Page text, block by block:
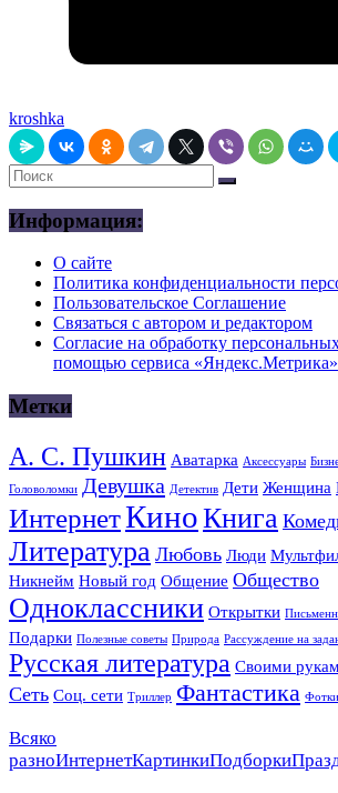
kroshka
Информация:
О сайте
Политика конфиденциальности
Пользовательское Соглашение
Связаться с автором и редактором
Согласие на обработку
помощью сервиса «Яндекс.Метрика»
Метки
А. С. Пушкин Аватарка Аксессуары
Головоломки Девушка Детектив Дети Женщина
ИнтернетКиноКнига
Литература Любовь Люди
Никнейм Новый год Общение Общество
Одноклассники Открытки
Подарки Полезные советы Природа Рассуждение на
Русская литература Своими
Сеть Соц. сети Триллер Фантастика Фотки
Всяко
разноИнтернетКартинкиПодборки